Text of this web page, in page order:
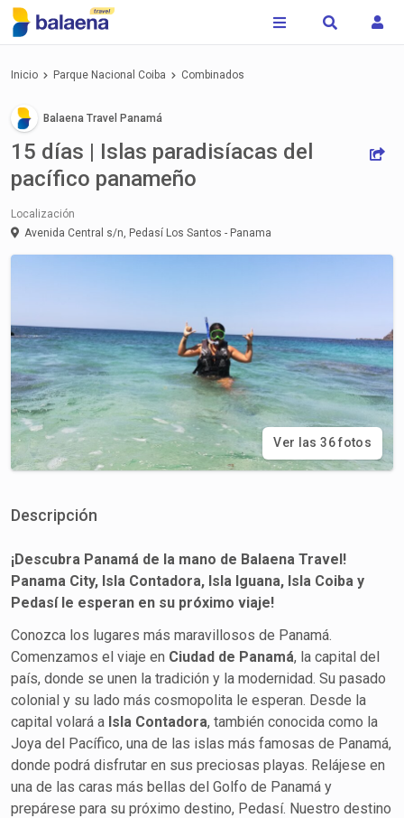
Inicio Parque Nacional Coiba Combinados
Balaena Travel Panamá
15 días | Islas paradisíacas del
pacífico panameño
Localización
Avenida Central s/n, Pedasí Los Santos - Panama
Ver las 36 fotos
Descripción
¡Descubra Panamá de la mano de Balaena Travel!
Panama City, Isla Contadora, Isla Iguana, Isla Coiba y
Pedasí le esperan en su próximo viaje!
Conozca los lugares más maravillosos de Panamá.
Comenzamos el viaje en Ciudad de Panamá, la capital del
país, donde se unen la tradición y la modernidad. Su pasado
colonial y su lado más cosmopolita le esperan. Desde la
capital volará a Isla Contadora, también conocida como la
Joya del Pacífico, una de las islas más famosas de Panamá,
donde podrá disfrutar en sus preciosas playas. Relájese en
una de las caras más bellas del Golfo de Panamá y
prepárese para su próximo destino, Pedasí. Nuestro destino